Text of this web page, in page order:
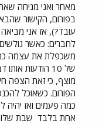
מאחר ואני מניחה
בפורום, הקישור
לחברים: כאשר
משכפלת את עצמה
של 10 הודעות
מוצף, כי זאת הצפה
הפורום. כשאוכל
כמה פעמים ואז יהיה
אחת בלבד שבת